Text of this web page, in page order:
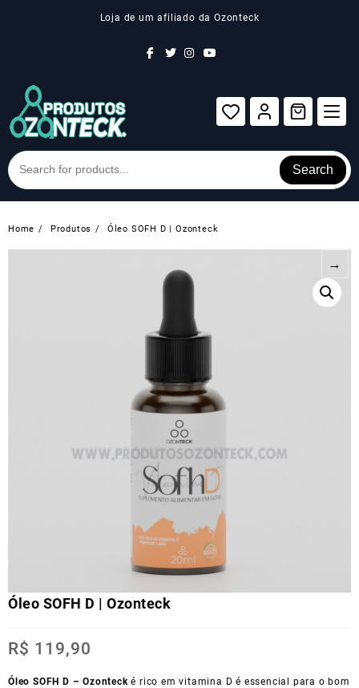
Loja de um afiliado da Ozonteck
Search
Home Produtos Óleo SOFH D | Ozonteck
→
Óleo SOFH D | Ozonteck
R$ 119,90
Óleo SOFH D – Ozontecké rico em vitamina D é essencial para o bom